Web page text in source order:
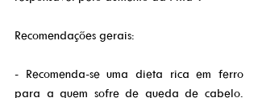
Recomendações gerais:
- Recomenda-se uma dieta rica em ferro
para a quem sofre de queda de cabelo.